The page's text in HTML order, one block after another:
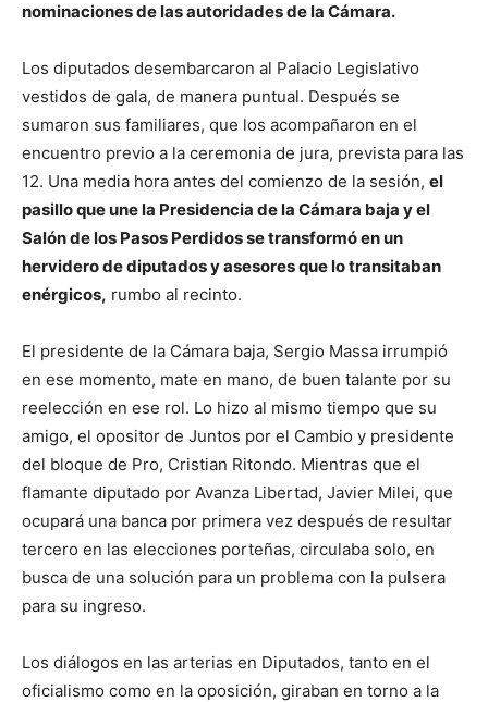
nominaciones de las autoridades de la Cámara.
Los diputados desembarcaron al Palacio Legislativo
vestidos de gala, de manera puntual. Después se
sumaron sus familiares, que los acompañaron en el
encuentro previo a la ceremonia de jura, prevista para las
12. Una media hora antes del comienzo de la sesión, el
pasillo que une la Presidencia de la Cámara baja y el
Salón de los Pasos Perdidos se transformó en un
hervidero de diputados y asesores que lo transitaban
enérgicos, rumbo al recinto.
El presidente de la Cámara baja, Sergio Massa irrumpió
en ese momento, mate en mano, de buen talante por su
reelección en ese rol. Lo hizo al mismo tiempo que su
amigo, el opositor de Juntos por el Cambio y presidente
del bloque de Pro, Cristian Ritondo. Mientras que el
flamante diputado por Avanza Libertad, Javier Milei, que
ocupará una banca por primera vez después de resultar
tercero en las elecciones porteñas, circulaba solo, en
busca de una solución para un problema con la pulsera
para su ingreso.
Los diálogos en las arterias en Diputados, tanto en el
oficialismo como en la oposición, giraban en torno a la